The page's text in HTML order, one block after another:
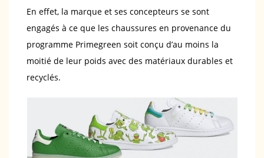
En effet, la marque et ses concepteurs se sont
engagés à ce que les chaussures en provenance du
programme Primegreen soit conçu d’au moins la
moitié de leur poids avec des matériaux durables et
recyclés.